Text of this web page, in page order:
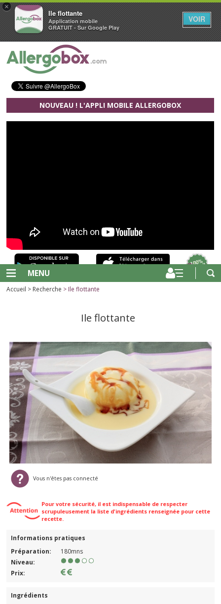
×
Ile flottante
Application mobile
GRATUIT - Sur Google Play
VOIR
Aller au contenu principal
NOUVEAU ! L'APPLI MOBILE ALLERGOBOX
MENU
Accueil > Recherche > Ile flottante
Ile flottante
Vous n'êtes pas connecté
Pour votre sécurité, il est indispensable de respecter
scrupuleusement la liste d'ingrédients renseignée pour cette
recette.
Informations pratiques
Préparation:
180mns
Niveau:
Prix:
Ingrédients